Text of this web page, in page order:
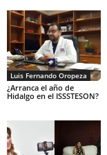
Luis Fernando Oropeza
¿Arranca el año de
Hidalgo en el ISSSTESON?